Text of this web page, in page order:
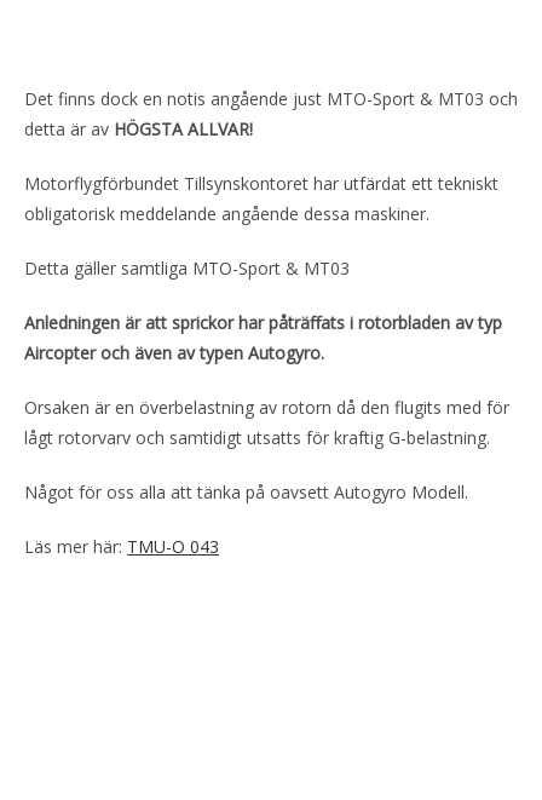
Det finns dock en notis angående just MTO-Sport & MT03 och
detta är av HÖGSTA ALLVAR!
Motorflygförbundet Tillsynskontoret har utfärdat ett tekniskt
obligatorisk meddelande angående dessa maskiner.
Detta gäller samtliga MTO-Sport & MT03
Anledningen är att sprickor har påträffats i rotorbladen av typ
Aircopter och även av typen Autogyro.
Orsaken är en överbelastning av rotorn då den flugits med för
lågt rotorvarv och samtidigt utsatts för kraftig G-belastning.
Något för oss alla att tänka på oavsett Autogyro Modell.
Läs mer här: TMU-O 043